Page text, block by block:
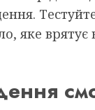
яке врятує